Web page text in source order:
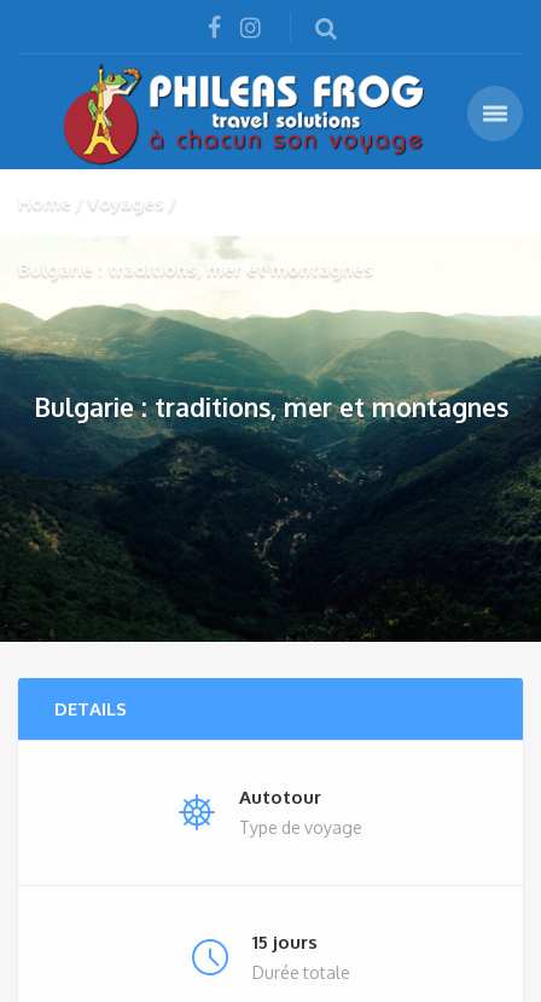
Home Voyages
Bulgarie : traditions, mer et montagnes
Bulgarie : traditions, mer et montagnes
DETAILS
Autotour
Type de voyage
15 jours
Durée totale